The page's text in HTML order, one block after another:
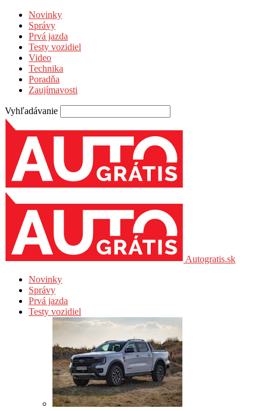
Novinky
Správy
Prvá jazda
Testy vozidiel
Video
Technika
Poradňa
Zaujímavosti
Vyhľadávanie
Autogratis.sk
Novinky
Správy
Prvá jazda
Testy vozidiel